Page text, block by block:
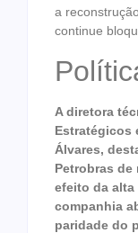
a
continue
A diretora
Estratégicos
Álvares,
Petrobras de
efeito da
companhia
paridade do